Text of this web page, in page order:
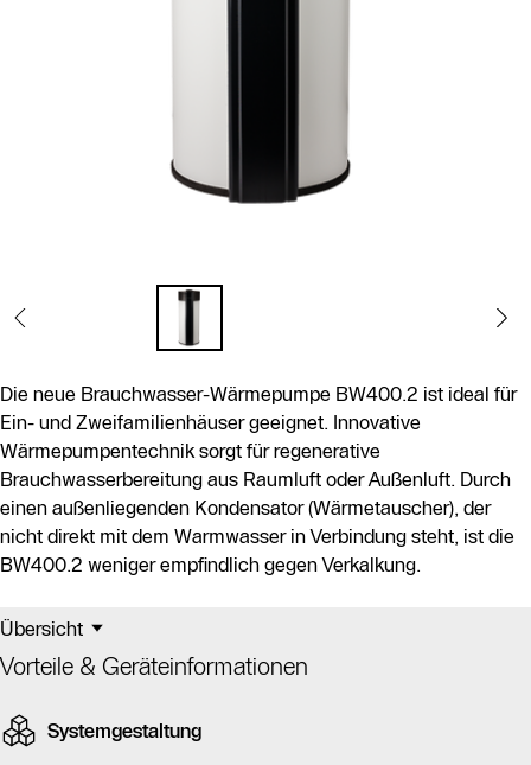
Die neue Brauchwasser-Wärmepumpe BW400.2 ist ideal für
Ein- und Zweifamilienhäuser geeignet. Innovative
Wärmepumpentechnik sorgt für regenerative
Brauchwasserbereitung aus Raumluft oder Außenluft. Durch
einen außenliegenden Kondensator (Wärmetauscher), der
nicht direkt mit dem Warmwasser in Verbindung steht, ist die
BW400.2 weniger empfindlich gegen Verkalkung.
Übersicht
Vorteile & Geräteinformationen
Systemgestaltung